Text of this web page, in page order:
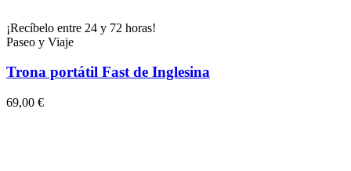
¡Recíbelo entre 24 y 72 horas!
Paseo y Viaje
Trona portátil Fast de Inglesina
69,00 €